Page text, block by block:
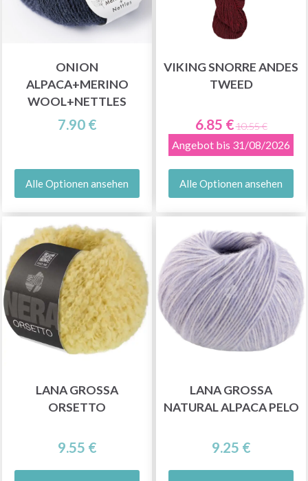
ONION
ALPACA+MERINO
WOOL+NETTLES
7.90 €
Alle Optionen ansehen
VIKING SNORRE ANDES
TWEED
6.85 €10.55 €
Angebot bis 31/08/2026
Alle Optionen ansehen
LANA GROSSA
ORSETTO
9.55 €
LANA GROSSA
NATURAL ALPACA PELO
9.25 €